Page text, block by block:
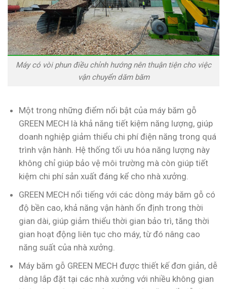
Máy có vòi phun điều chỉnh hướng nên thuận tiện cho việc
vận chuyển dăm băm
Một trong những điểm nổi bật của máy băm gỗ
GREEN MECH là khả năng tiết kiệm năng lượng, giúp
doanh nghiệp giảm thiểu chi phí điện năng trong quá
trình vận hành. Hệ thống tối ưu hóa năng lượng này
không chỉ giúp bảo vệ môi trường mà còn giúp tiết
kiệm chi phí sản xuất đáng kể cho nhà xưởng.
GREEN MECH nổi tiếng với các dòng máy băm gỗ có
độ bền cao, khả năng vận hành ổn định trong thời
gian dài, giúp giảm thiểu thời gian bảo trì, tăng thời
gian hoạt động liên tục cho máy, từ đó nâng cao
năng suất của nhà xưởng.
Máy băm gỗ GREEN MECH được thiết kế đơn giản, dễ
dàng lắp đặt tại các nhà xưởng với nhiều không gian